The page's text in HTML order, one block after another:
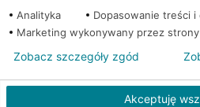
© 2026 Credit Agricole Bank Polska S.A.
Analityka
Dopasowanie treści
Marketing wykonywany przez
Akceptuję
Zobacz szczegóły zgód